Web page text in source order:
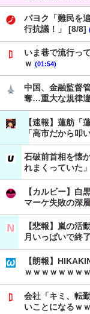
パヨク「難民を
行抗議！」 [8/8]
いま巷で流行っ
ｗ (01:54)
中国、金融監督
奪…重大な規律
【速報】蓮舫「
「高市だから叩
石破前首相を懐
れまくっていた
【カルビー】白
マーケ失敗の深
【悲報】嵐の
月いっぱいで終
【朗報】
ｗｗｗｗｗｗｗ
会社「キミ、転
いことになるｗ